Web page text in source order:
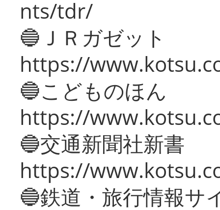
nts/tdr/
🔵ＪＲガゼット
https://
🔵こどものほん
https://
🔵交通新聞社新書
https://
🔵鉄道・旅行情報サ